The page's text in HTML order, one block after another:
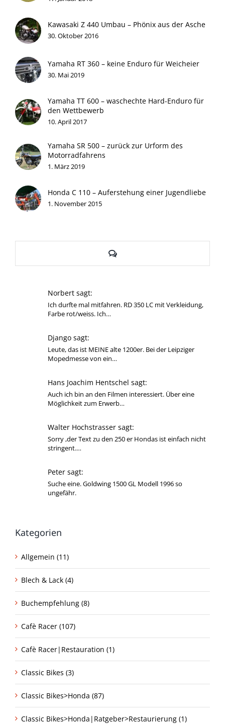
Kawasaki Z 440 Umbau – Phönix aus der Asche
30. Oktober 2016
Yamaha RT 360 – keine Enduro für Weicheier
30. Mai 2019
Yamaha TT 600 – waschechte Hard-Enduro für
den Wettbewerb
10. April 2017
Yamaha SR 500 – zurück zur Urform des
Motorradfahrens
1. März 2019
Honda C 110 – Auferstehung einer Jugendliebe
1. November 2015
Kommentare
Norbert sagt:
Ich durfte mal mitfahren. RD 350 LC mit Verkleidung,
Farbe rot/weiss. Ich…
Django sagt:
Leute, das ist MEINE alte 1200er. Bei der Leipziger
Mopedmesse von ein…
Hans Joachim Hentschel sagt:
Auch ich bin an den Filmen interessiert. Über eine
Möglichkeit zum Erwerb…
Walter Hochstrasser sagt:
Sorry ,der Text zu den 250 er Hondas ist einfach nicht
stringent.…
Peter sagt:
Suche eine. Goldwing 1500 GL Modell 1996 so
ungefähr.
Kategorien
Allgemein (11)
Blech & Lack (4)
Buchempfehlung (8)
Cafè Racer (107)
Cafè Racer|Restauration (1)
Classic Bikes (3)
Classic Bikes>Honda (87)
Classic Bikes>Honda|Ratgeber>Restaurierung (1)